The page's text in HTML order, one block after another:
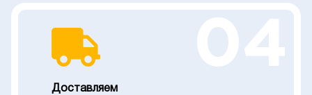
Доставляем